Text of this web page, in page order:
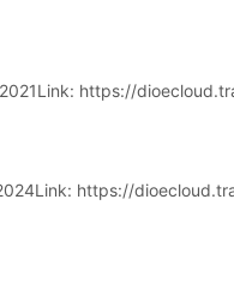
https://
https://